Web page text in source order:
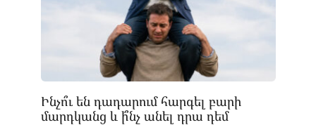
Ինչո՞ւ են դադարում հարգել բարի
մարդկանց և ի՞նչ անել դրա դեմ